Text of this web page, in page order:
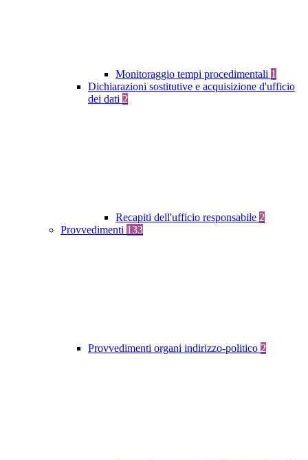
Monitoraggio tempi procedimentali 1
Dichiarazioni sostitutive e acquisizione d'ufficio
dei dati 2
Recapiti dell'ufficio responsabile 2
Provvedimenti 133
Provvedimenti organi indirizzo-politico 2